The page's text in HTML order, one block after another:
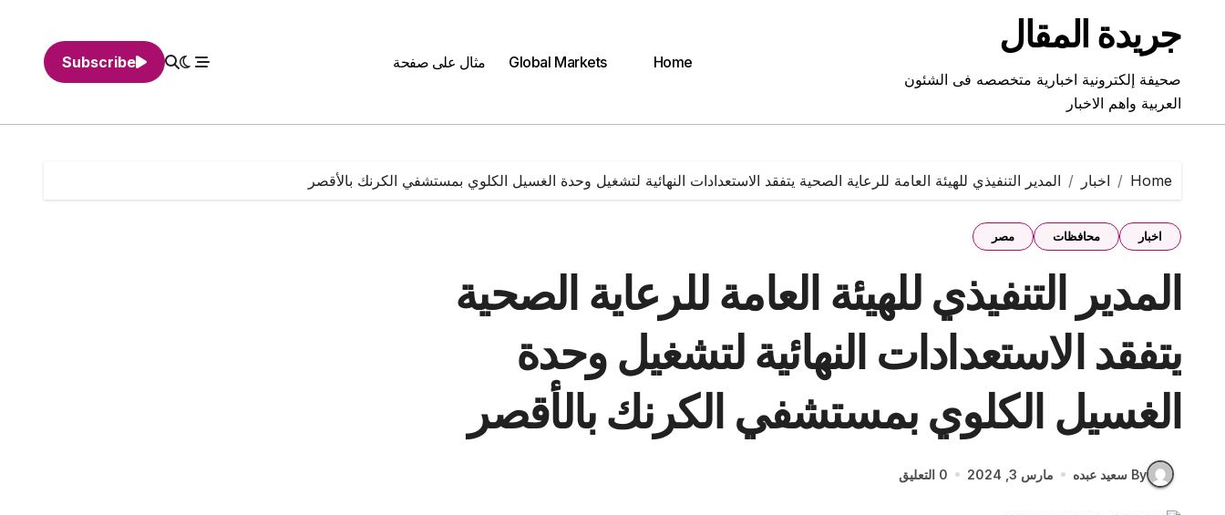
contentجريدة المقال
صحيفة إلكترونية اخبارية متخصصه فى الشئون
العربية واهم الاخبار
Home
Global Markets مثال على صفحة Subscribe
Home اخبار المدير التنفيذي للهيئة العامة للرعاية الصحية يتفقد الاستعدادات النهائية لتشغيل وحدة الغسيل الكلوي بمستشفي الكرنك بالأقصر
اخبار محافظات مصر
المدير التنفيذي للهيئة العامة للرعاية الصحية
يتفقد الاستعدادات النهائية لتشغيل وحدة
الغسيل الكلوي بمستشفي الكرنك بالأقصر
By سعيد عبده مارس 3, 2024 0 التعليق